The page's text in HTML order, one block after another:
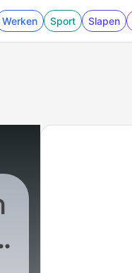
Werken Sport Slapen